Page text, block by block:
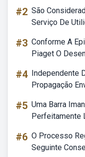
#2 São
Serviço De
#3 Conforme A
Piaget O
#4 Independente
Propagação
#5 Uma Barra
Perfeitamente
#6 O Processo
Seguinte